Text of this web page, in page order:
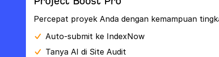
Percepat proyek Anda dengan kemampuan
Auto-submit ke IndexNow
Tanya AI di Site Audit